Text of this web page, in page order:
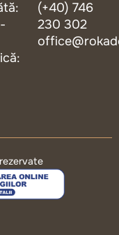
(+40) 746
230 302